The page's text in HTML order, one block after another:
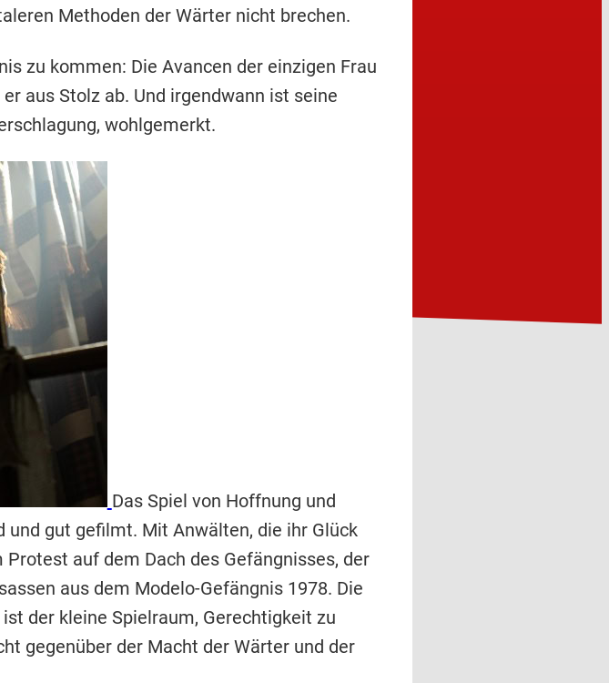
Methoden der Wärter nicht brechen.
zu kommen: Die Avancen der einzigen Frau
aus Stolz ab. Und irgendwann ist seine
wohlgemerkt.
Das Spiel von Hoffnung und
und gut gefilmt. Mit Anwälten, die ihr Glück
auf dem Dach des Gefängnisses, der
aus dem Modelo-Gefängnis 1978. Die
der kleine Spielraum, Gerechtigkeit zu
gegenüber der Macht der Wärter und der